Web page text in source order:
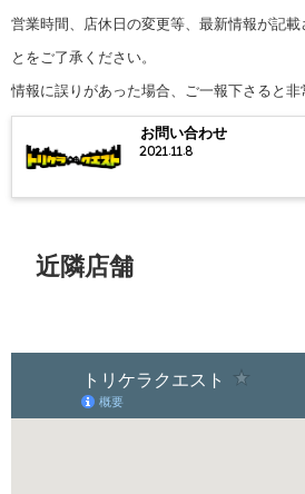
営業時間、店休日の変更等、最新情報が記載
とをご了承ください。
情報に誤りがあった場合、ご一報下さると非
お問い合わせ
2021.11.8
近隣店舗